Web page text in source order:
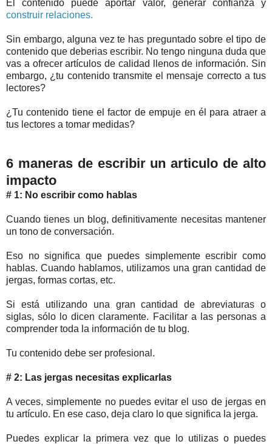
El contenido puede aportar valor, generar confianza y
construir relaciones.
Sin embargo, alguna vez te has preguntado sobre el tipo de
contenido que deberias escribir. No tengo ninguna duda que
vas a ofrecer artículos de calidad llenos de información. Sin
embargo, ¿tu contenido transmite el mensaje correcto a tus
lectores?
¿Tu contenido tiene el factor de empuje en él para atraer a
tus lectores a tomar medidas?
6 maneras de escribir un articulo de alto
impacto
# 1: No escribir como hablas
Cuando tienes un blog, definitivamente necesitas mantener
un tono de conversación.
Eso no significa que puedes simplemente escribir como
hablas. Cuando hablamos, utilizamos una gran cantidad de
jergas, formas cortas, etc.
Si está utilizando una gran cantidad de abreviaturas o
siglas, sólo lo dicen claramente. Facilitar a las personas a
comprender toda la información de tu blog.
Tu contenido debe ser profesional .
# 2: Las jergas necesitas explicarlas
A veces, simplemente no puedes evitar el uso de jergas en
tu artículo. En ese caso, deja claro lo que significa la jerga.
Puedes explicar la primera vez que lo utilizas o puedes